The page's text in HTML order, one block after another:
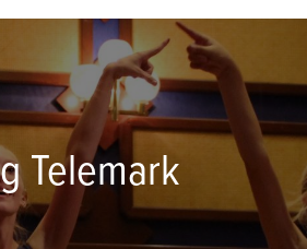
Telemark